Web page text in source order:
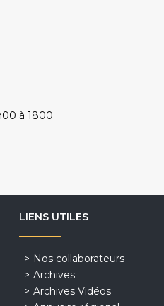
à 1800
LIENS UTILES
Nos collaborateurs
Archives
Archives Vidéos